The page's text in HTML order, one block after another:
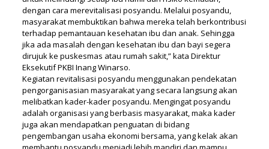
dengan cara merevitalisasi posyandu. Melalui posyandu,
masyarakat membuktikan bahwa mereka telah berkontribusi
terhadap pemantauan kesehatan ibu dan anak. Sehingga
jika ada masalah dengan kesehatan ibu dan bayi segera
dirujuk ke puskesmas atau rumah sakit,” kata Direktur
Eksekutif PKBI Inang Winarso.
Kegiatan revitalisasi posyandu menggunakan pendekatan
pengorganisasian masyarakat yang secara langsung akan
melibatkan kader-kader posyandu. Mengingat posyandu
adalah organisasi yang berbasis masyarakat, maka kader
juga akan mendapatkan penguatan di bidang
pengembangan usaha ekonomi bersama, yang kelak akan